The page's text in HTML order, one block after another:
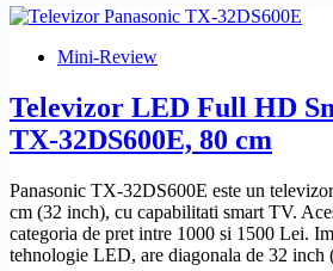
Mini-Review
Televizor LED Full HD
TX-32DS600E, 80 cm
Panasonic TX-32DS600E este un
cm (32 inch), cu capabilitati smart TV.
categoria de pret intre 1000 si 1500 Lei.
tehnologie LED, are diagonala de 32